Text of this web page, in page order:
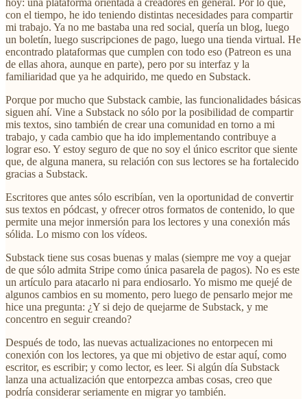
hoy: una plataforma orientada a creadores en general. Por lo que,
con el tiempo, he ido teniendo distintas necesidades para compartir
mi trabajo. Ya no me bastaba una red social, quería un blog, luego
un boletín, luego suscripciones de pago, luego una tienda virtual. He
encontrado plataformas que cumplen con todo eso (Patreon es una
de ellas ahora, aunque en parte), pero por su interfaz y la
familiaridad que ya he adquirido, me quedo en Substack.
Porque por mucho que Substack cambie, las funcionalidades básicas
siguen ahí. Vine a Substack no sólo por la posibilidad de compartir
mis textos, sino también de crear una comunidad en torno a mi
trabajo, y cada cambio que ha ido implementando contribuye a
lograr eso. Y estoy seguro de que no soy el único escritor que siente
que, de alguna manera, su relación con sus lectores se ha fortalecido
gracias a Substack.
Escritores que antes sólo escribían, ven la oportunidad de convertir
sus textos en pódcast, y ofrecer otros formatos de contenido, lo que
permite una mejor inmersión para los lectores y una conexión más
sólida. Lo mismo con los vídeos.
Substack tiene sus cosas buenas y malas (siempre me voy a quejar
de que sólo admita Stripe como única pasarela de pagos). No es este
un artículo para atacarlo ni para endiosarlo. Yo mismo me quejé de
algunos cambios en su momento, pero luego de pensarlo mejor me
hice una pregunta: ¿Y si dejo de quejarme de Substack, y me
concentro en seguir creando?
Después de todo, las nuevas actualizaciones no entorpecen mi
conexión con los lectores, ya que mi objetivo de estar aquí, como
escritor, es escribir; y como lector, es leer. Si algún día Substack
lanza una actualización que entorpezca ambas cosas, creo que
podría considerar seriamente en migrar yo también.